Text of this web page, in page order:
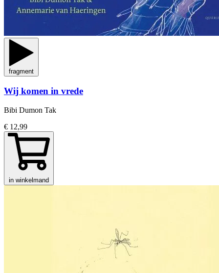
fragment
Wij komen in vrede
Bibi Dumon Tak
€ 12,99
in winkelmand